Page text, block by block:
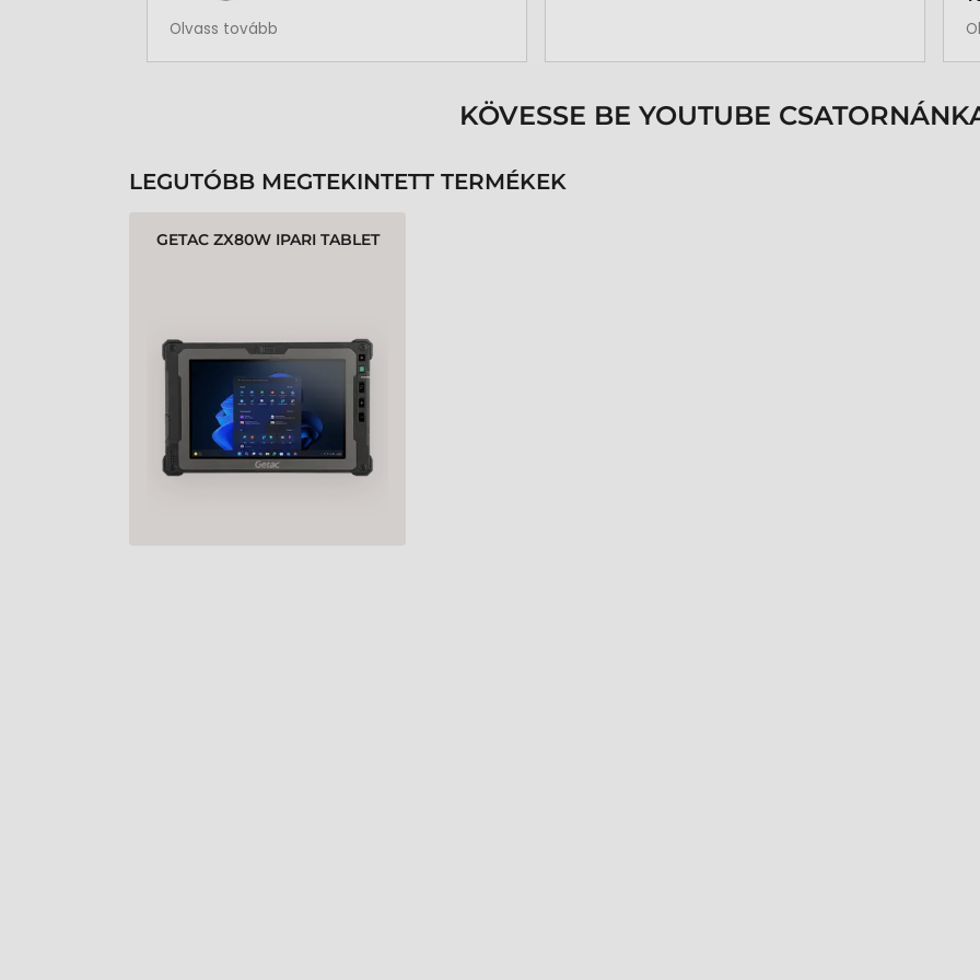
Rendben volt a rendelésem
Olvass tovább
KÖVESSE BE YOUTUBE
LEGUTÓBB MEGTEKINTETT TERMÉKEK
GETAC ZX80W IPARI TABLET